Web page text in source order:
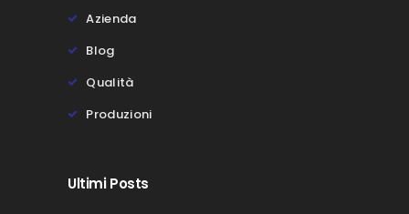
Azienda
Blog
Qualità
Produzioni
Ultimi Posts